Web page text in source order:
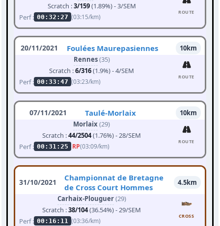
Scratch :3/159(1.89%) - 3/SEM
Perf : 00:32:27 (03:15/km)
ROUTE
20/11/2021 Foulées Maurepasiennes
10km
Rennes(35)
Scratch :6/316(1.9%) - 4/SEM
Perf : 00:33:47 (03:23/km)
ROUTE
07/11/2021 Taulé-Morlaix
10km
Morlaix(29)
Scratch :44/2504(1.76%) - 28/SEM
Perf : 00:31:25 RP(03:09/km)
ROUTE
31/10/2021
Championnat de Bretagne
de Cross Court Hommes
4.5km
Carhaix-Plouguer(29)
Scratch :38/104(36.54%) - 29/SEM
Perf : 00:16:11 (03:36/km)
CROSS